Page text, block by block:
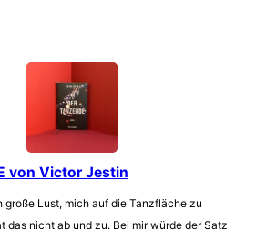
von Victor Jestin
große Lust, mich auf die Tanzfläche zu
das nicht ab und zu. Bei mir würde der Satz